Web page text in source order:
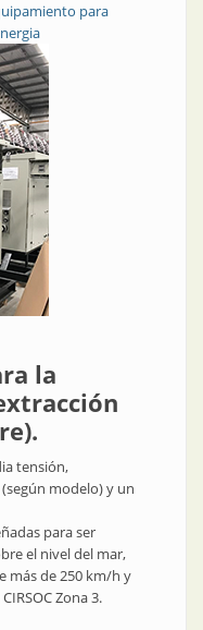
para
la
tensión,
modelo) y un
para ser
el nivel del mar,
más de 250 km/h y
Zona 3.